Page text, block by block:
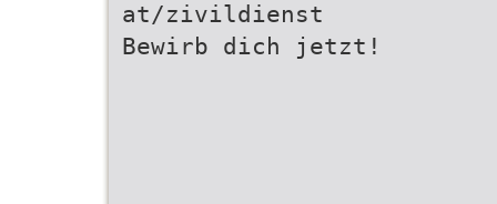
at/zivildienst
Bewirb dich jetzt!